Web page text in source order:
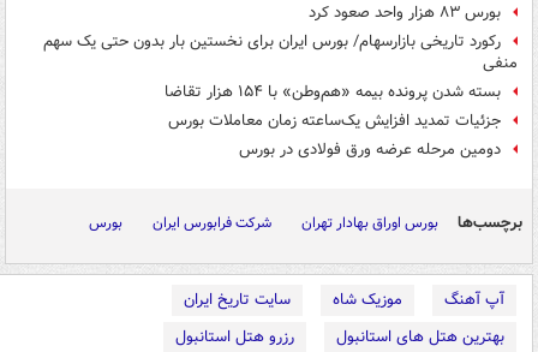
بورس ۸۳ هزار واحد صعود کرد
رکورد تاریخی بازارسهام/ بورس ایران برای نخستین بار بدون حتی یک سهم
منفی
بسته شدن پرونده بیمه «هم‌وطن» با ۱۵۴ هزار تقاضا
جزئیات تمدید افزایش یک‌ساعته زمان معاملات بورس
دومین مرحله عرضه ورق فولادی در بورس
برچسب‌ها بورس اوراق بهادار تهران شرکت فرابورس ایران بورس
آپ آهنگ موزیک شاه
سایت تاریخ ایران
بهترین هتل های استانبول
رزرو هتل استانبول